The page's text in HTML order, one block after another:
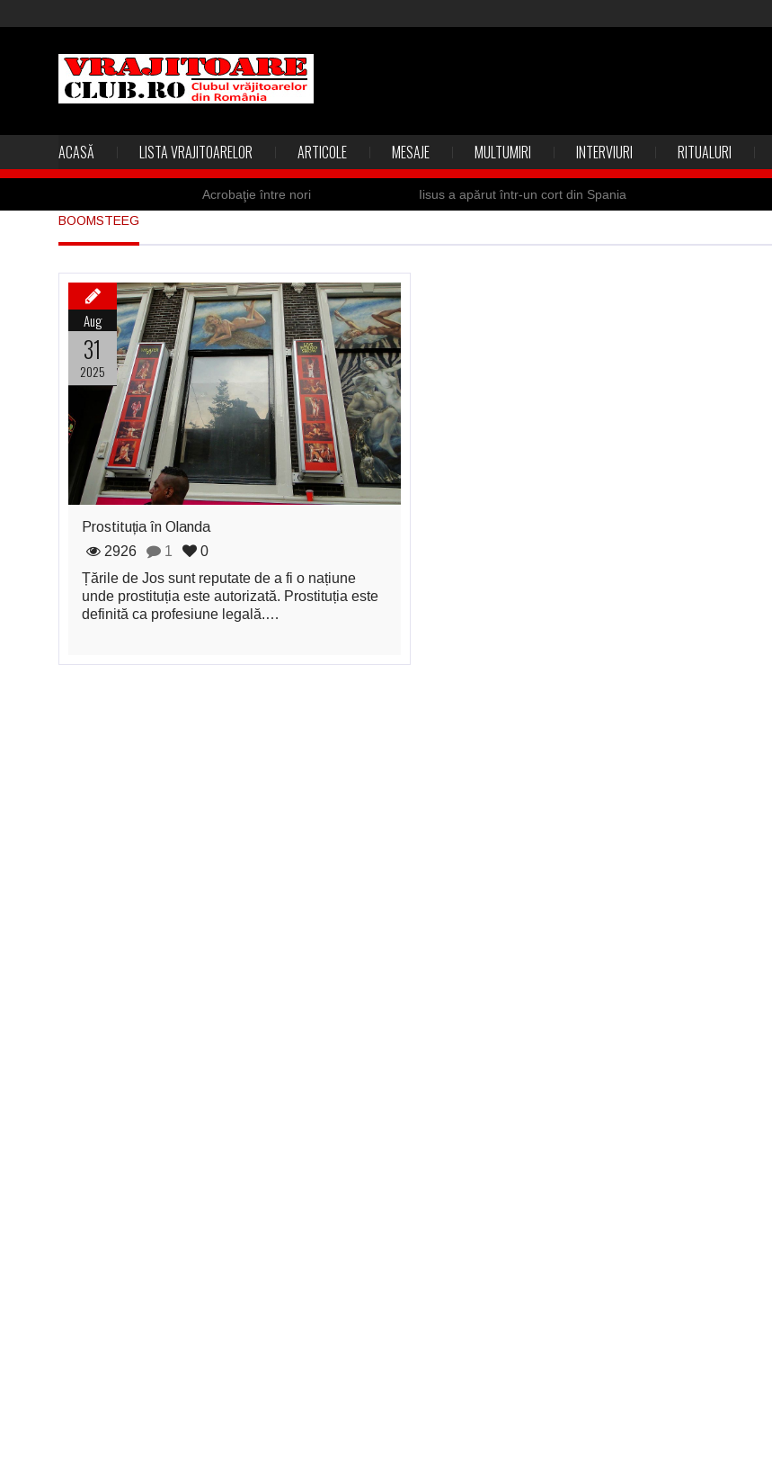
ACASĂ LISTA VRAJITOARELOR ARTICOLE MESAJE MULTUMIRI INTERVIURI RITUALURI
Acrobaţie între nori Iisus a apărut într-un cort din Spania
Derba, un oraş misterios vizitat şi de sfântul Petre
Şi-a vândut soţia pentru un ritual de magie neagră
BOOMSTEEG
Aug
31
2025
Prostituția în Olanda
2926
1
0
Țările de Jos sunt reputate de a fi o națiune
unde prostituția este autorizată. Prostituția este
definită ca profesiune legală.…